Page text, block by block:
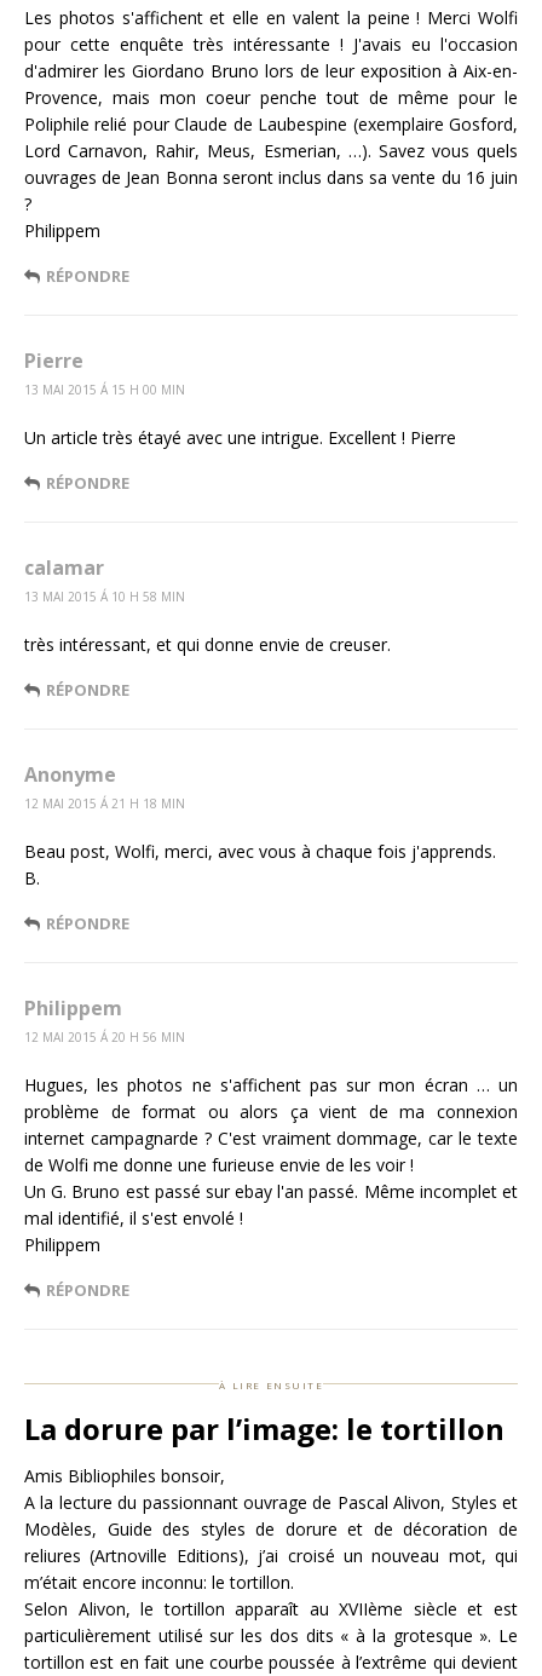
Les photos s'affichent et elle en valent la peine ! Merci Wolfi
pour cette enquête très intéressante ! J'avais eu l'occasion
d'admirer les Giordano Bruno lors de leur exposition à Aix-en-
Provence, mais mon coeur penche tout de même pour le
Poliphile relié pour Claude de Laubespine (exemplaire Gosford,
Lord Carnavon, Rahir, Meus, Esmerian, …). Savez vous quels
ouvrages de Jean Bonna seront inclus dans sa vente du 16 juin
?
Philippem
RÉPONDRE
Pierre
13 MAI 2015 Á 15 H 00 MIN
Un article très étayé avec une intrigue. Excellent ! Pierre
RÉPONDRE
calamar
13 MAI 2015 Á 10 H 58 MIN
très intéressant, et qui donne envie de creuser.
RÉPONDRE
Anonyme
12 MAI 2015 Á 21 H 18 MIN
Beau post, Wolfi, merci, avec vous à chaque fois j'apprends.
B.
RÉPONDRE
Philippem
12 MAI 2015 Á 20 H 56 MIN
Hugues, les photos ne s'affichent pas sur mon écran … un
problème de format ou alors ça vient de ma connexion
internet campagnarde ? C'est vraiment dommage, car le texte
de Wolfi me donne une furieuse envie de les voir !
Un G. Bruno est passé sur ebay l'an passé. Même incomplet et
mal identifié, il s'est envolé !
Philippem
RÉPONDRE
à lire ensuite
La dorure par l’image: le tortillon
Amis Bibliophiles bonsoir,
A la lecture du passionnant ouvrage de Pascal Alivon, Styles et
Modèles, Guide des styles de dorure et de décoration de
reliures (Artnoville Editions), j’ai croisé un nouveau mot, qui
m’était encore inconnu: le tortillon.
Selon Alivon, le tortillon apparaît au XVIIème siècle et est
particulièrement utilisé sur les dos dits « à la grotesque ». Le
tortillon est en fait une courbe poussée à l’extrême qui devient